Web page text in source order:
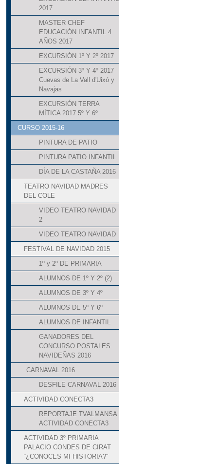
2017
MASTER CHEF
EDUCACIÓN INFANTIL 4
AÑOS 2017
EXCURSIÓN 1º Y 2º 2017
EXCURSIÓN 3º Y 4º 2017
Cuevas de La Vall d'Uixó y
Navajas
EXCURSIÓN TERRA
MÍTICA 2017 5º Y 6º
CURSO 2015-16
PINTURA DE PATIO
PINTURA PATIO INFANTIL
DÍA DE LA CASTAÑA 2016
TEATRO NAVIDAD MADRES
DEL COLE
VIDEO TEATRO NAVIDAD
2
VIDEO TEATRO NAVIDAD
FESTIVAL DE NAVIDAD 2015
1º y 2º DE PRIMARIA
ALUMNOS DE 1º Y 2º (2)
ALUMNOS DE 3º Y 4º
ALUMNOS DE 5º Y 6º
ALUMNOS DE INFANTIL
GANADORES DEL
CONCURSO POSTALES
NAVIDEÑAS 2016
CARNAVAL 2016
DESFILE CARNAVAL 2016
ACTIVIDAD CONECTA3
REPORTAJE TVALMANSA
ACTIVIDAD CONECTA3
ACTIVIDAD 3º PRIMARIA
PALACIO CONDES DE CIRAT
“¿CONOCES MI HISTORIA?"